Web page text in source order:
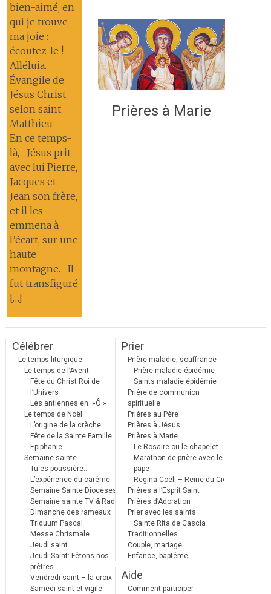
bien-aimé, en
qui je trouve
ma joie :
écoutez-le !
Alléluia.
Évangile de
Jésus Christ
selon saint
Matthieu
En ce temps-
là, Jésus prit
avec lui Pierre,
Jacques et
Jean son frère,
et il les
emmena à
l’écart, sur une
haute
montagne. Il
fut transfiguré
[…]
Prières à Marie
Célébrer
Le temps liturgique
Le temps de l’Avent
Fête du Christ Roi de
l’Univers
Les antiennes en »Ô »
Le temps de Noël
L’origine de la crèche
Fête de la Sainte Famille
Epiphanie
Semaine sainte
Tu es poussière…
L’expérience du carême
Semaine Sainte Diocèses
Semaine sainte TV & Radio
Dimanche des rameaux
Triduum Pascal
Messe Chrismale
Jeudi saint
Jeudi Saint: Fêtons nos
prêtres
Vendredi saint – la croix
Samedi saint et vigile
Prier
Prière maladie, souffrance
Prière maladie épidémie
Saints maladie épidémie
Prière de communion
spirituelle
Prières au Père
Prières à Jésus
Prières à Marie
Le Rosaire ou le chapelet
Marathon de prière avec le
pape
Regina Coeli – Reine du Ciel
Prières à l’Esprit Saint
Prières d’Adoration
Prier avec les saints
Sainte Rita de Cascia
Traditionnelles
Couple, mariage
Enfance, baptême
Aide
Comment participer